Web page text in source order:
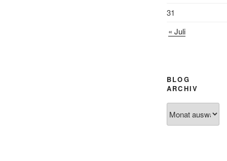
31
« Juli
BLOG
ARCHIV
Archiv